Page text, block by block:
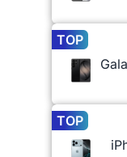
TOP
TOP